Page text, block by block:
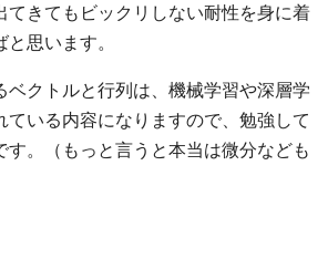
てきてもビックリしない耐性を身に着
思います。
ベクトルと行列は、機械学習や深層学
ている内容になりますので、勉強して
す。（もっと言うと本当は微分なども